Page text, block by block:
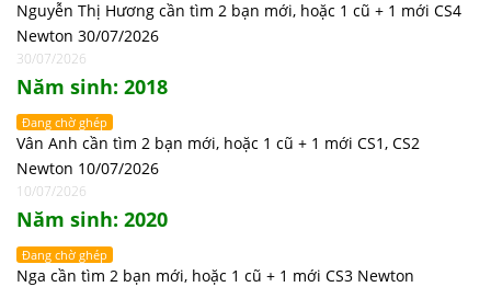
Nguyễn Thị Hương cần tìm 2 bạn mới, hoặc 1 cũ + 1 mới CS4
Newton 30/07/2026
30/07/2026
Năm sinh: 2018
Đang chờ ghép
Vân Anh cần tìm 2 bạn mới, hoặc 1 cũ + 1 mới CS1, CS2
Newton 10/07/2026
10/07/2026
Năm sinh: 2020
Đang chờ ghép
Nga cần tìm 2 bạn mới, hoặc 1 cũ + 1 mới CS3 Newton